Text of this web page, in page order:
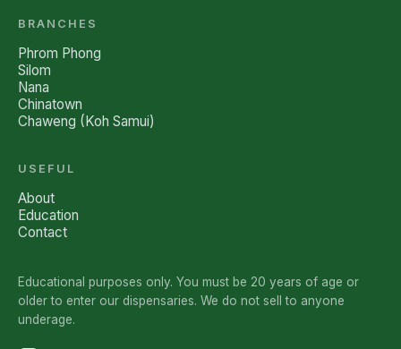
BRANCHES
Phrom Phong
Silom
Nana
Chinatown
Chaweng (Koh Samui)
USEFUL
About
Education
Contact
Educational purposes only. You must be 20 years of age or
older to enter our dispensaries. We do not sell to anyone
underage.